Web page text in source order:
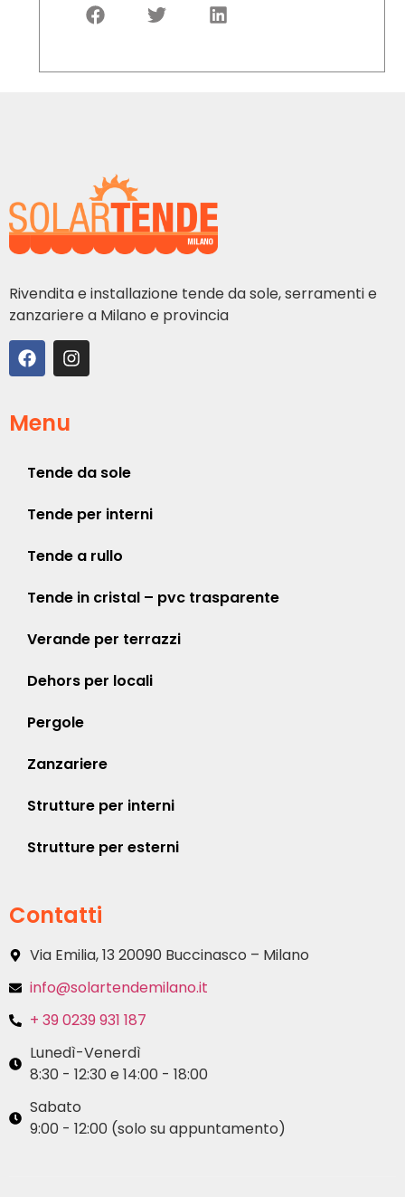
Rivendita e installazione tende da sole, serramenti e
zanzariere a Milano e provincia
Menu
Tende da sole
Tende per interni
Tende a rullo
Tende in cristal – pvc trasparente
Verande per terrazzi
Dehors per locali
Pergole
Zanzariere
Strutture per interni
Strutture per esterni
Contatti
Via Emilia, 13 20090 Buccinasco – Milano
info@solartendemilano.it
+ 39 0239 931 187
Lunedì-Venerdì
8:30 - 12:30 e 14:00 - 18:00
Sabato
9:00 - 12:00 (solo su appuntamento)